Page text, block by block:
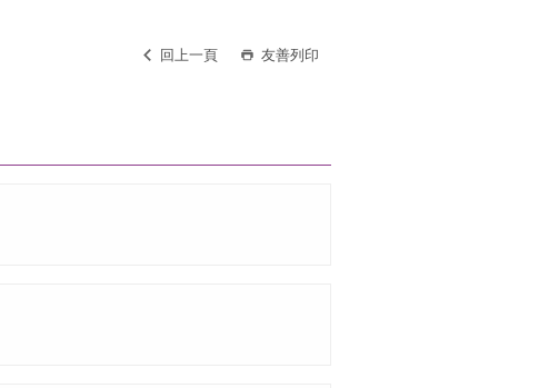
回上一頁 友善列印